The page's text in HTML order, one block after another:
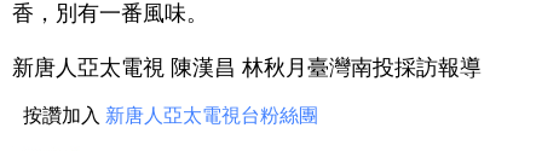
香，別有一番風味。
新唐人亞太電視 陳漢昌 林秋月臺灣南投採訪報導
按讚加入 新唐人亞太電視台粉絲團